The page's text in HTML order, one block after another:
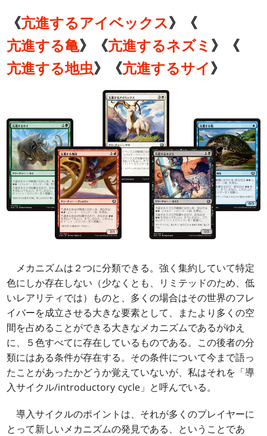
《亢進するアイベックス 》《
亢進する亀》《亢進するネズミ 》《
亢進する地虫》《亢進するサイ 》
メカニズムは２つに分類できる。強く集約していて特定
色にしか存在しない（少なくとも、リミテッドのため、低
いレアリティでは）ものと、多くの場合はその世界のフレ
イバーを成立させる大きな要素として、またより多くの空
間を占めることができる大きなメカニズムであるがゆえ
に、５色すべてに存在しているものである。この後者の分
類にはある条件が存在する。その条件について今まで語っ
たことがあったかどうか覚えていないが、私はそれを「導
入サイクル/introductory cycle」と呼んでいる。
導入サイクルのポイントは、それが多くのプレイヤーに
とって新しいメカニズムの発見である、ということであ